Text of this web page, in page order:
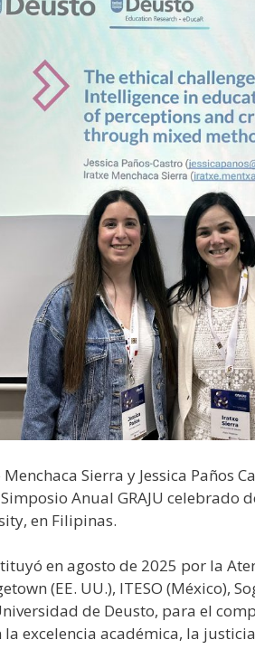
Sierra y Jessica Paños
Anual GRAJU celebrado
en Filipinas.
en agosto de 2025 por la
(EE. UU.), ITESO (México),
de Deusto, para el
excelencia académica, la